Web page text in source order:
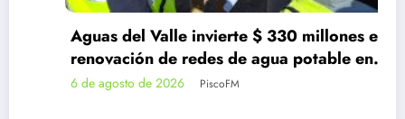
Aguas del Valle invierte $ 330 millones en
renovación de redes de agua potable en
Guanaqueros
6 de agosto de 2026 PiscoFM